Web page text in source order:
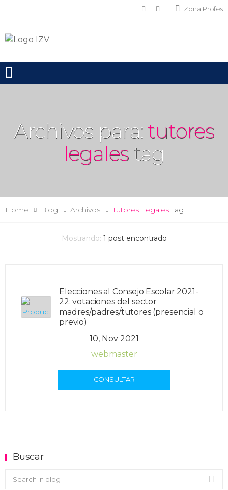
Zona Profes
Toggle mobile menu
Archivos para:tutores
legales tag
Home Blog Archivos Tutores LegalesTag
Mostrando: 1 post encontrado
Elecciones al Consejo Escolar 2021-
22: votaciones del sector
madres/padres/tutores (presencial o
previo)
10, Nov 2021
webmaster
CONSULTAR
Buscar
Buscar en el blog